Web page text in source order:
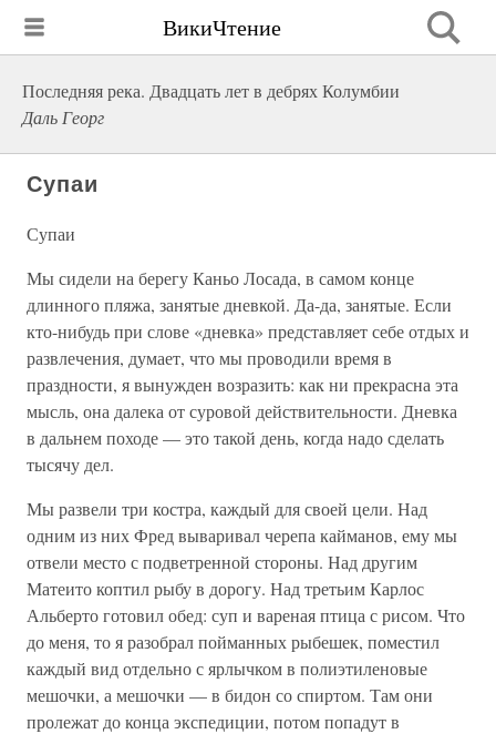
ВикиЧтение
Последняя река. Двадцать лет в дебрях Колумбии
Даль Георг
Супаи
Супаи
Мы сидели на берегу Каньо Лосада, в самом конце
длинного пляжа, занятые дневкой. Да-да, занятые. Если
кто-нибудь при слове «дневка» представляет себе отдых и
развлечения, думает, что мы проводили время в
праздности, я вынужден возразить: как ни прекрасна эта
мысль, она далека от суровой действительности. Дневка
в дальнем походе — это такой день, когда надо сделать
тысячу дел.
Мы развели три костра, каждый для своей цели. Над
одним из них Фред вываривал черепа кайманов, ему мы
отвели место с подветренной стороны. Над другим
Матеито коптил рыбу в дорогу. Над третьим Карлос
Альберто готовил обед: суп и вареная птица с рисом. Что
до меня, то я разобрал пойманных рыбешек, поместил
каждый вид отдельно с ярлычком в полиэтиленовые
мешочки, а мешочки — в бидон со спиртом. Там они
пролежат до конца экспедиции, потом попадут в